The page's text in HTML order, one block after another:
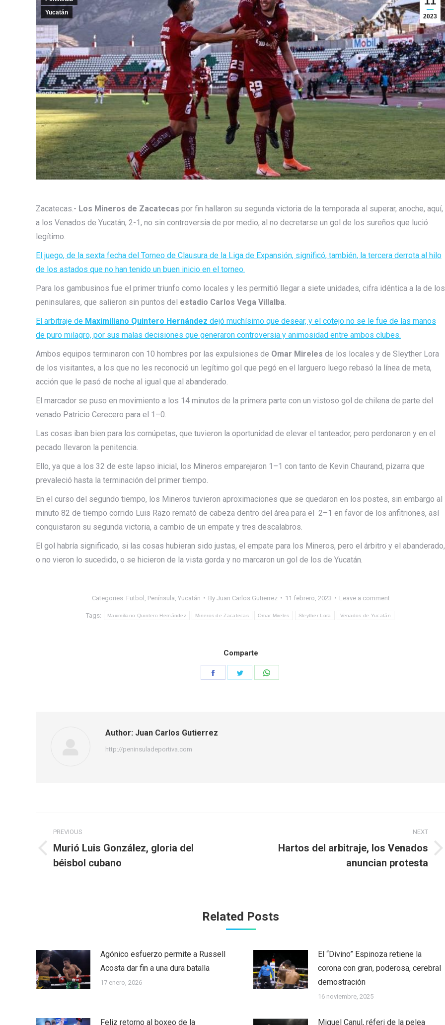
2023
Yucatán
Zacatecas.- Los Mineros de Zacatecas por fin hallaron su segunda victoria de la temporada al superar, anoche, aquí,
a los Venados de Yucatán, 2-1, no sin controversia de por medio, al no decretarse un gol de los sureños que lució
legítimo.
El juego, de la sexta fecha del Torneo de Clausura de la Liga de Expansión, significó, también, la tercera derrota al hilo
de los astados que no han tenido un buen inicio en el torneo.
Para los gambusinos fue el primer triunfo como locales y les permitió llegar a siete unidades, cifra idéntica a la de los
peninsulares, que salieron sin puntos del estadio Carlos Vega Villalba
El arbitraje de Maximiliano Quintero Hernández dejó muchísimo que desear, y el cotejo no se le fue de las manos
de puro milagro, por sus malas decisiones que generaron controversia y animosidad entre ambos clubes.
Ambos equipos terminaron con 10 hombres por las expulsiones de Omar Mireles de los locales y de Sleyther Lora
de los visitantes, a los que no les reconoció un legítimo gol que pegó en el larguero luego rebasó la línea de meta,
acción que le pasó de noche al igual que al abanderado.
El marcador se puso en movimiento a los 14 minutos de la primera parte con un vistoso gol de chilena de parte del
venado Patricio Cerecero para el 1–0.
Las cosas iban bien para los cornúpetas, que tuvieron la oportunidad de elevar el tanteador, pero perdonaron y en el
pecado llevaron la penitencia.
Ello, ya que a los 32 de este lapso inicial, los Mineros emparejaron 1–1 con tanto de Kevin Chaurand, pizarra que
prevaleció hasta la terminación del primer tiempo.
En el curso del segundo tiempo, los Mineros tuvieron aproximaciones que se quedaron en los postes, sin embargo al
minuto 82 de tiempo corrido Luis Razo remató de cabeza dentro del área para el 2–1 en favor de los anfitriones, así
conquistaron su segunda victoria, a cambio de un empate y tres descalabros.
El gol habría significado, si las cosas hubieran sido justas, el empate para los Mineros, pero el árbitro y el abanderado,
o no vieron lo sucedido, o se hicieron de la vista gorda y no marcaron un gol de los de Yucatán.
Categories: Futbol Península Yucatán By Juan Carlos Gutierrez 11 febrero, 2023 Leave a comment
Tags: Maximiliano Quintero Hernández Mineros de Zacatecas Omar Mireles Sleyther Lora Venados de Yucatán
Comparte
Share
Author: Juan Carlos Gutierrez
http://peninsuladeportiva.com
navigation
PREVIOUS
Previous
post:
Murió Luis González, gloria del
béisbol cubano
NEXT
Hartos del arbitraje, los Venados
anuncian protesta
Related Posts
Agónico esfuerzo permite a Russell
Acosta dar fin a una dura batalla
17 enero, 2026
El “Divino” Espinoza retiene la
corona con gran, poderosa, cerebral
demostración
16 noviembre, 2025
Feliz retorno al boxeo de la
Miguel Canul, réferi de la pelea